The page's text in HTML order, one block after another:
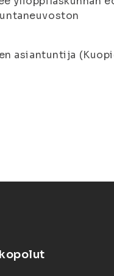
asiantuntija